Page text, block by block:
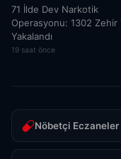
71 İlde Dev Narkotik
Operasyonu: 1302 Zehir
Yakalandı
19 saat önce
Nöbetçi Eczaneler